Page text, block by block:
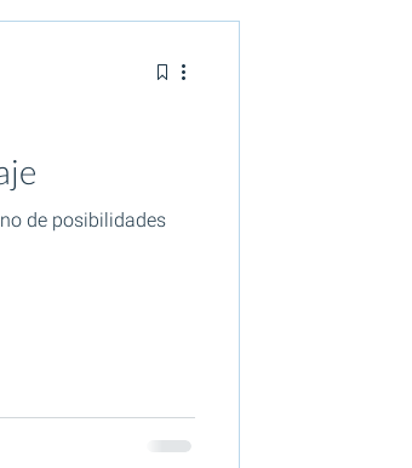
de posibilidades